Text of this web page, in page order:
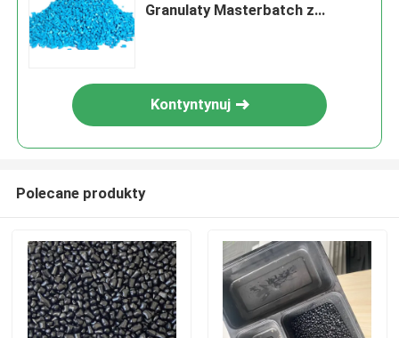
Granulaty Masterbatch z
Kontyntynuj
Polecane produkty